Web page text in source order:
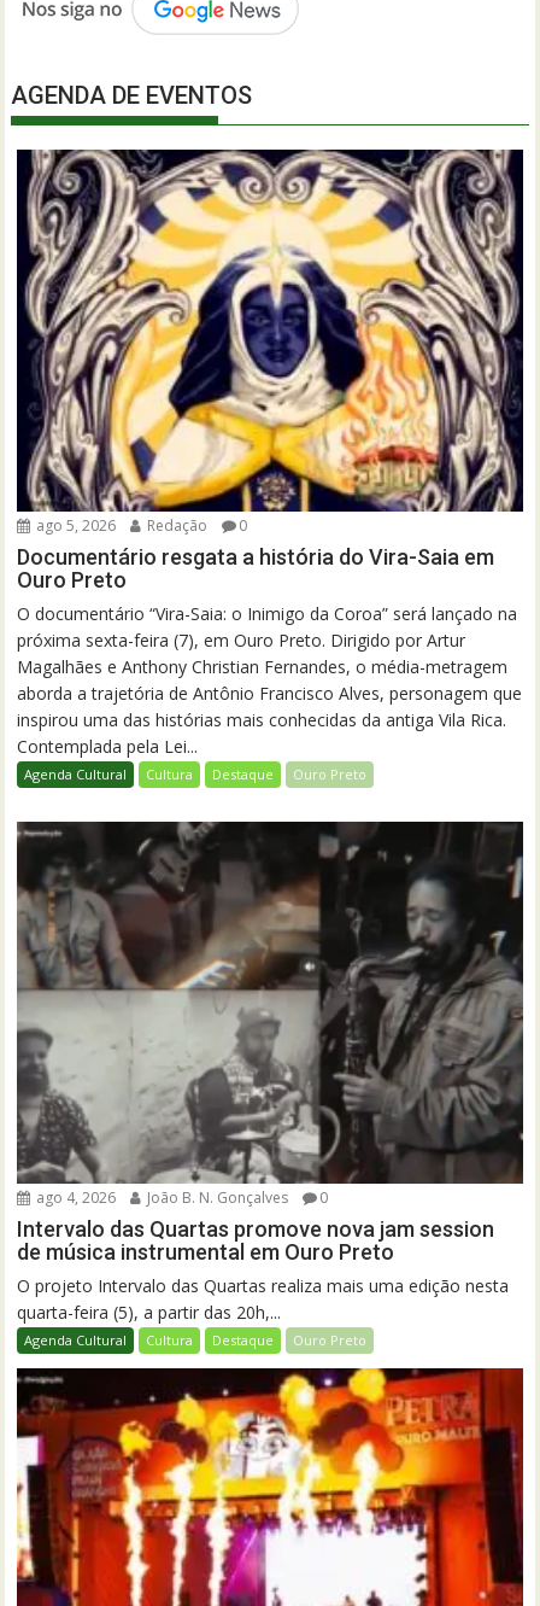
AGENDA DE EVENTOS
ago 5, 2026 Redação 0
Documentário resgata a história do Vira-Saia em
Ouro Preto
O documentário “Vira-Saia: o Inimigo da Coroa” será lançado na
próxima sexta-feira (7), em Ouro Preto. Dirigido por Artur
Magalhães e Anthony Christian Fernandes, o média-metragem
aborda a trajetória de Antônio Francisco Alves, personagem que
inspirou uma das histórias mais conhecidas da antiga Vila Rica.
Contemplada pela Lei...
Agenda Cultural Cultura Destaque Ouro Preto
ago 4, 2026 João B. N. Gonçalves 0
Intervalo das Quartas promove nova jam session
de música instrumental em Ouro Preto
O projeto Intervalo das Quartas realiza mais uma edição nesta
quarta-feira (5), a partir das 20h,...
Agenda Cultural Cultura Destaque Ouro Preto